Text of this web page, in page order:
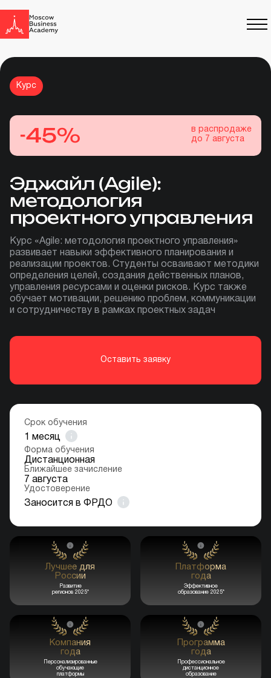
Курс
-4
45
5%
в распродаже
до 7 августа
Эджайл (Agile):
методология
проектного управления
Курс «Agile: методология проектного управления»
развивает навыки эффективного планирования и
реализации проектов. Студенты осваивают методики
определения целей, создания действенных планов,
управления ресурсами и оценки рисков. Курс также
обучает мотивации, решению проблем, коммуникации
и сотрудничеству в рамках проектных задач
Оставить заявку
Лучшее для
России
Развитие
регионов 2025*
Платформа
года
Эффективное
образование 2025*
Компания
года
Персонализированные
обучающие
платформы
Программа
года
Профессиональное
дистанционное
образование
Срок обучения
1 месяц
Форма обучения
Дистанционная
Ближайшее зачисление
7 августа
Удостоверение
Заносится в ФРДО